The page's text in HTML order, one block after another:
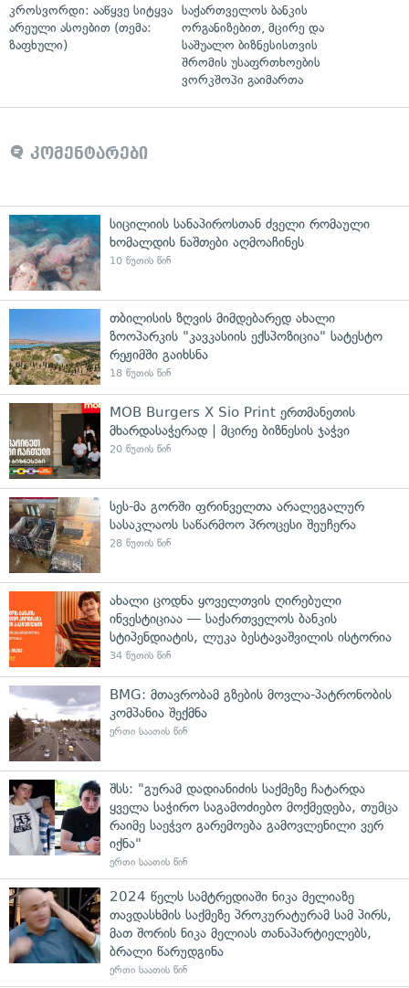
კროსვორდი: ააწყვე სიტყვა
არეული ასოებით (თემა:
ზაფხული)
საქართველოს ბანკის
ორგანიზებით, მცირე და
საშუალო ბიზნესისთვის
შრომის უსაფრთხოების
ვორკშოპი გაიმართა
კომენტარები
სიცილიის სანაპიროსთან ძველი რომაული
ხომალდის ნაშთები აღმოაჩინეს
10 წუთის წინ
თბილისის ზღვის მიმდებარედ ახალი
ზოოპარკის "კავკასიის ექსპოზიცია" სატესტო
რეჟიმში გაიხსნა
18 წუთის წინ
MOB Burgers X Sio Print ერთმანეთის
მხარდასაჭერად | მცირე ბიზნესის ჯაჭვი
20 წუთის წინ
სეს-მა გორში ფრინველთა არალეგალურ
სასაკლაოს საწარმოო პროცესი შეუჩერა
28 წუთის წინ
ახალი ცოდნა ყოველთვის ღირებული
ინვესტიციაა — საქართველოს ბანკის
სტიპენდიატის, ლუკა ბესტავაშვილის ისტორია
34 წუთის წინ
BMG: მთავრობამ გზების მოვლა-პატრონობის
კომპანია შექმნა
ერთი საათის წინ
შსს: "გურამ დადიანიძის საქმეზე ჩატარდა
ყველა საჭირო საგამოძიებო მოქმედება, თუმცა
რაიმე საეჭვო გარემოება გამოვლენილი ვერ
იქნა"
ერთი საათის წინ
2024 წელს სამტრედიაში ნიკა მელიაზე
თავდასხმის საქმეზე პროკურატურამ სამ პირს,
მათ შორის ნიკა მელიას თანაპარტიელებს,
ბრალი წარუდგინა
ერთი საათის წინ